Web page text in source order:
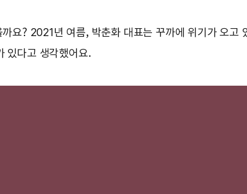
요? 2021년 여름, 박춘화 대표는 꾸까에 위기가 오
있다고 생각했어요.